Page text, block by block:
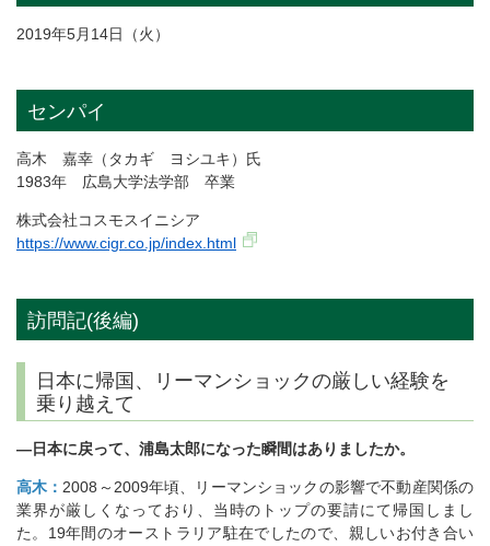
2019年5月14日（火）
センパイ
高木 嘉幸（タカギ ヨシユキ）氏
1983年 広島大学法学部 卒業
株式会社コスモスイニシア
https://www.cigr.co.jp/index.html
訪問記(後編)
日本に帰国、リーマンショックの厳しい経験を
乗り越えて
―日本に戻って、浦島太郎になった瞬間はありましたか。
高木： 2008～2009年頃、リーマンショックの影響で不動産関係の
業界が厳しくなっており、当時のトップの要請にて帰国しまし
た。19年間のオーストラリア駐在でしたので、親しいお付き合い